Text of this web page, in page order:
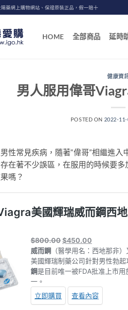
藥網上購物網站、保證原裝正品，假一賠十
HOME 全部商品 延時
健康資
男人服用偉哥
POSTED ON 2022-
性常見疾病，隨著“偉哥”相繼進
在著不少誤區，在服用的時候要
嗎？